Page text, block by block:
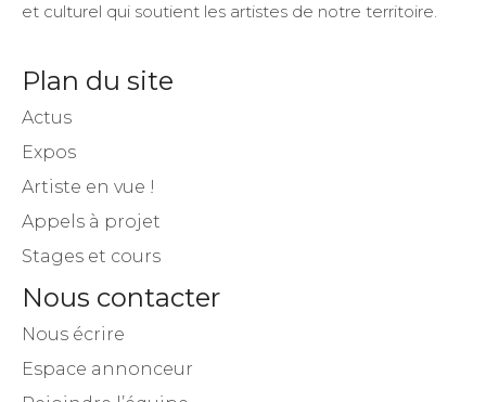
et culturel qui soutient les artistes de notre territoire.
Plan du site
Actus
Expos
Artiste en vue !
Appels à projet
Stages et cours
Nous contacter
Nous écrire
Espace annonceur